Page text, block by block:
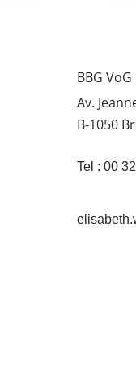
BBG VoG
Av.
B-1050
Tel : 00